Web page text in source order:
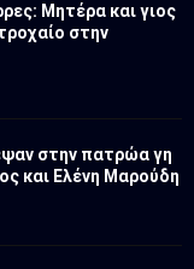
Μητέρα και γιος
στην
στην πατρώα γη
και Ελένη Μαρούδη